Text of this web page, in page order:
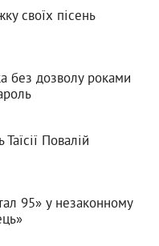
своїх пісень
без дозволу роками
Повалій
95» у незаконному